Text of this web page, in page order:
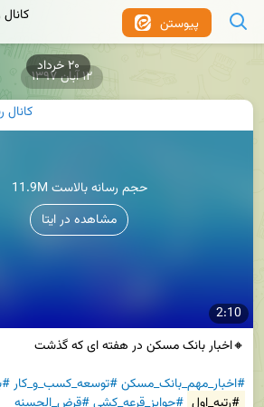
۲۰ خرداد
پیوستن
2:10
11.9M حجم رسانه بالاست
مشاهده در ایتا
#اخبار_مهم_بانک_مسکن#توسعه_کسب_و_کار
۱۲ آبان ۱۳۹۷